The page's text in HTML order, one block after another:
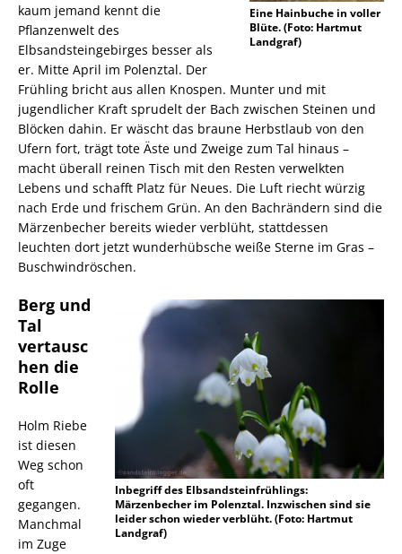
Eine Hainbuche in voller
Blüte. (Foto: Hartmut
Landgraf)
kaum jemand kennt die
Pflanzenwelt des
Elbsandsteingebirges besser als
er. Mitte April im Polenztal. Der
Frühling bricht aus allen Knospen. Munter und mit
jugendlicher Kraft sprudelt der Bach zwischen Steinen und
Blöcken dahin. Er wäscht das braune Herbstlaub von den
Ufern fort, trägt tote Äste und Zweige zum Tal hinaus –
macht überall reinen Tisch mit den Resten verwelkten
Lebens und schafft Platz für Neues. Die Luft riecht würzig
nach Erde und frischem Grün. An den Bachrändern sind die
Märzenbecher bereits wieder verblüht, stattdessen
leuchten dort jetzt wunderhübsche weiße Sterne im Gras –
Buschwindröschen.
Inbegriff des Elbsandsteinfrühlings:
Märzenbecher im Polenztal. Inzwischen sind sie
leider schon wieder verblüht. (Foto: Hartmut
Landgraf)
Berg und
Tal
vertausc
hen die
Rolle
Holm Riebe
ist diesen
Weg schon
oft
gegangen.
Manchmal
im Zuge